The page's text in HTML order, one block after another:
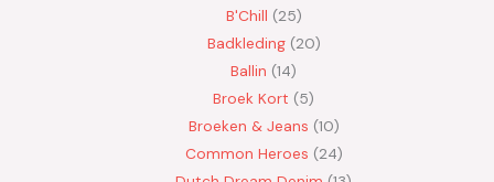
B'Chill 25
Badkleding 20
Ballin 14
Broek Kort 5
Broeken & Jeans 10
Common Heroes 24